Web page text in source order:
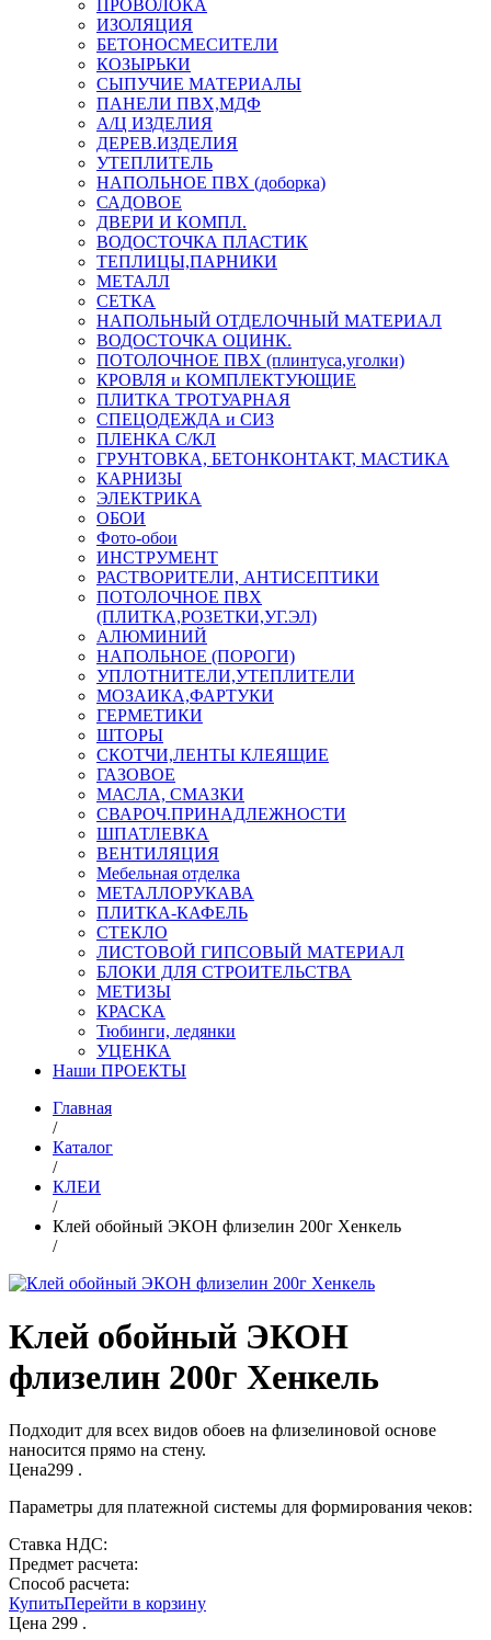
ПРОВОЛОКА
ИЗОЛЯЦИЯ
БЕТОНОСМЕСИТЕЛИ
КОЗЫРЬКИ
СЫПУЧИЕ МАТЕРИАЛЫ
ПАНЕЛИ ПВХ,МДФ
А/Ц ИЗДЕЛИЯ
ДЕРЕВ.ИЗДЕЛИЯ
УТЕПЛИТЕЛЬ
НАПОЛЬНОЕ ПВХ (доборка)
САДОВОЕ
ДВЕРИ И КОМПЛ.
ВОДОСТОЧКА ПЛАСТИК
ТЕПЛИЦЫ,ПАРНИКИ
МЕТАЛЛ
СЕТКА
НАПОЛЬНЫЙ ОТДЕЛОЧНЫЙ МАТЕРИАЛ
ВОДОСТОЧКА ОЦИНК.
ПОТОЛОЧНОЕ ПВХ (плинтуса,уголки)
КРОВЛЯ и КОМПЛЕКТУЮЩИЕ
ПЛИТКА ТРОТУАРНАЯ
СПЕЦОДЕЖДА и СИЗ
ПЛЕНКА С/КЛ
ГРУНТОВКА, БЕТОНКОНТАКТ, МАСТИКА
КАРНИЗЫ
ЭЛЕКТРИКА
ОБОИ
Фото-обои
ИНСТРУМЕНТ
РАСТВОРИТЕЛИ, АНТИСЕПТИКИ
ПОТОЛОЧНОЕ ПВХ
(ПЛИТКА,РОЗЕТКИ,УГ.ЭЛ)
АЛЮМИНИЙ
НАПОЛЬНОЕ (ПОРОГИ)
УПЛОТНИТЕЛИ,УТЕПЛИТЕЛИ
МОЗАИКА,ФАРТУКИ
ГЕРМЕТИКИ
ШТОРЫ
СКОТЧИ,ЛЕНТЫ КЛЕЯЩИЕ
ГАЗОВОЕ
МАСЛА, СМАЗКИ
СВАРОЧ.ПРИНАДЛЕЖНОСТИ
ШПАТЛЕВКА
ВЕНТИЛЯЦИЯ
Мебельная отделка
МЕТАЛЛОРУКАВА
ПЛИТКА-КАФЕЛЬ
СТЕКЛО
ЛИСТОВОЙ ГИПСОВЫЙ МАТЕРИАЛ
БЛОКИ ДЛЯ СТРОИТЕЛЬСТВА
МЕТИЗЫ
КРАСКА
Тюбинги, ледянки
УЦЕНКА
Наши ПРОЕКТЫ
Главная
/
Каталог
/
КЛЕИ
/
Клей обойный ЭКОН флизелин 200г Хенкель
/
Клей обойный ЭКОН
флизелин 200г Хенкель
Подходит для всех видов обоев на флизелиновой основе
наносится прямо на стену.
Цена299 .
Параметры для платежной системы для формирования чеков:
Ставка НДС:
Предмет расчета:
Способ расчета:
КупитьПерейти в корзину
Цена 299 .